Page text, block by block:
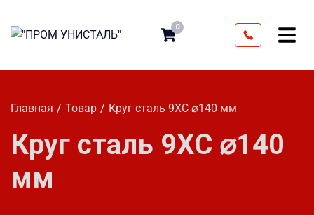
0
Главная Товар Круг сталь 9ХС ⌀140 мм
Круг сталь 9ХС ⌀140
мм